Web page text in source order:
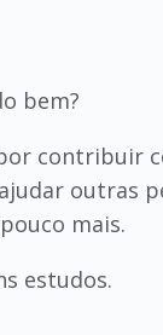
bem?
contribuir
outras
mais.
estudos.